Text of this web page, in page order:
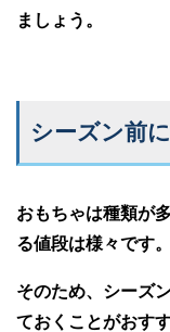
ましょう。
シーズン前
おもちゃは種類が
る値段は様々です。
そのため、シーズ
ておくことがおす